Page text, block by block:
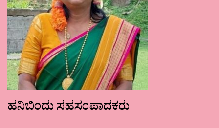
ಹನಿಬಿಂದು ಸಹಸಂಪಾದಕರು